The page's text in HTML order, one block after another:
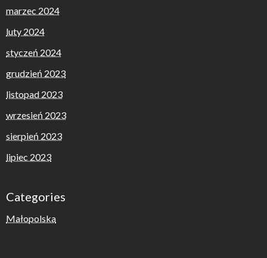
marzec 2024
luty 2024
styczeń 2024
grudzień 2023
listopad 2023
wrzesień 2023
sierpień 2023
lipiec 2023
Categories
Małopolska